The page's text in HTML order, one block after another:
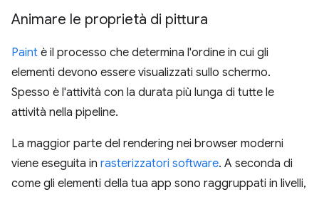
Animare le proprietà di pittura
Paint è il processo che determina l'ordine in cui gli
elementi devono essere visualizzati sullo schermo.
Spesso è l'attività con la durata più lunga di tutte le
attività nella pipeline.
La maggior parte del rendering nei browser moderni
viene eseguita in rasterizzatori software. A seconda di
come gli elementi della tua app sono raggruppati in livelli,